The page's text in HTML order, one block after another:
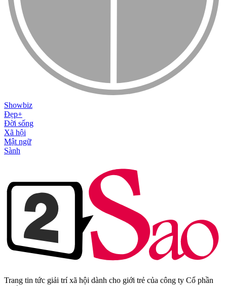
Showbiz
Đẹp+
Đời sống
Xã hội
Mật ngữ
Sành
Trang tin tức giải trí xã hội dành cho giới trẻ của công ty Cổ phần